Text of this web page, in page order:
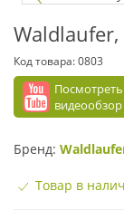
Код товара:0803
Посмотреть
видеообзор
Бренд:
Товар в